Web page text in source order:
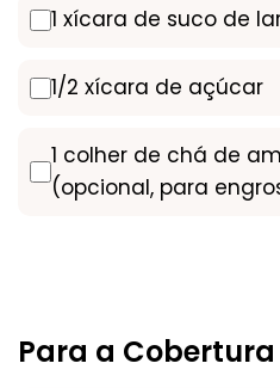
1 xícara de suco de
1/2 xícara de açúcar
1 colher de chá de
(opcional, para
Para a Cobertura